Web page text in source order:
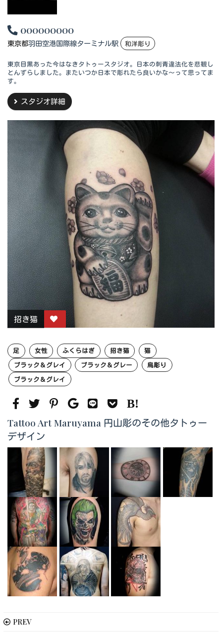
000000000
東京都羽田空港国際線ターミナル駅 和洋彫り
東京目黒あった今はなきタトゥースタジオ。日本の刺青違法化を悲観し
とんずらしました。またいつか日本で彫れたら良いかな～って思ってま
す。
スタジオ詳細
招き猫
足 女性 ふくらはぎ 招き猫
猫
ブラック＆グレイ
ブラック＆グレー
烏彫り
ブラック＆グレイ
Tattoo Art Maruyama 円山彫のその他タトゥー
デザイン
PREV